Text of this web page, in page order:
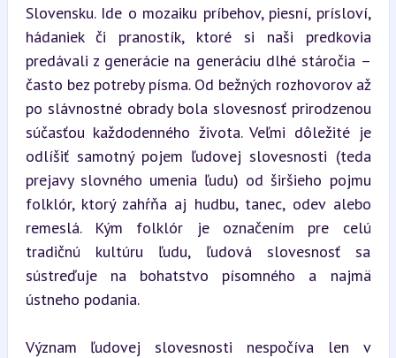
Slovensku. Ide o mozaiku príbehov, piesní, prísloví,
hádaniek či pranostík, ktoré si naši predkovia
predávali z generácie na generáciu dlhé stáročia –
často bez potreby písma. Od bežných rozhovorov až
po slávnostné obrady bola slovesnosť prirodzenou
súčasťou každodenného života. Veľmi dôležité je
odlíšiť samotný pojem ľudovej slovesnosti (teda
prejavy slovného umenia ľudu) od širšieho pojmu
folklór, ktorý zahŕňa aj hudbu, tanec, odev alebo
remeslá. Kým folklór je označením pre celú
tradičnú kultúru ľudu, ľudová slovesnosť sa
sústreďuje na bohatstvo písomného a najmä
ústneho podania.
Význam ľudovej slovesnosti nespočíva len v